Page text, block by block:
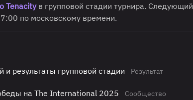
Tenacityв групповой стадии турнира. Следующий
по московскому времени.
и результаты групповой стадии Результат
на The International 2025 Сообщество